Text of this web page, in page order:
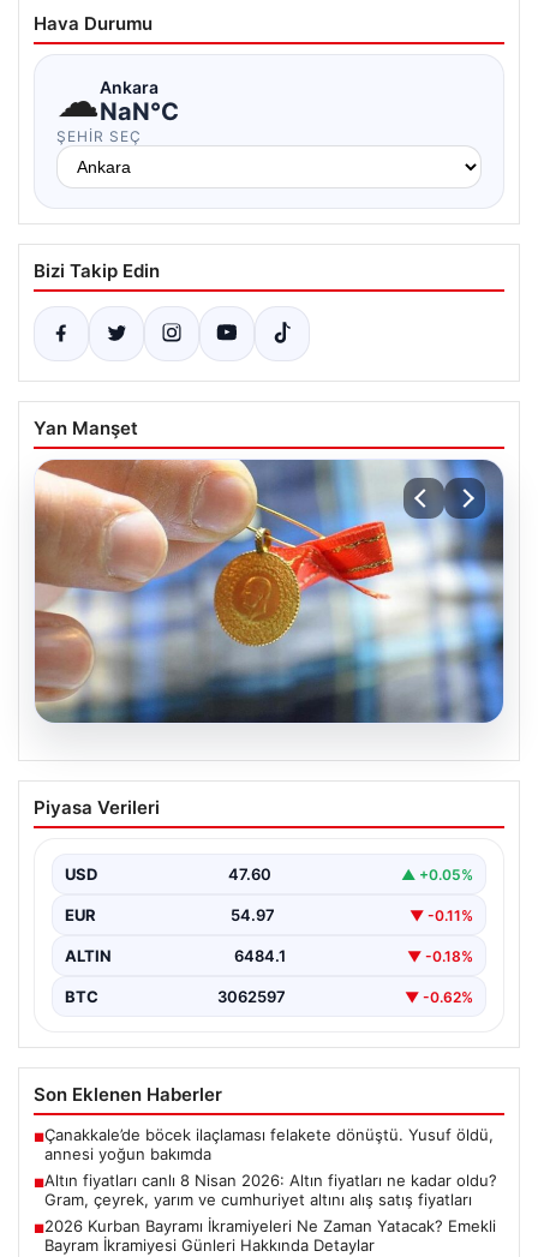
Hava Durumu
☁Ankara
NaN°C
ŞEHIR SEÇ
Bizi Takip Edin
Yan Manşet
05.08.2026
Altın fiyatları canlı 8 Nisan 2026: Altın
fiyatları ne kadar oldu? Gram, çeyrek,
fiyatları
Piyasa Verileri
USD 47.60 ▲ +0.05%
EUR 54.97 ▼ -0.11%
ALTIN 6484.1 ▼ -0.18%
BTC 3062597 ▼ -0.62%
Son Eklenen Haberler
■Çanakkale’de böcek ilaçlaması felakete dönüştü. Yusuf öldü,
annesi yoğun bakımda
■Altın fiyatları canlı 8 Nisan 2026: Altın fiyatları ne kadar oldu?
Gram, çeyrek, yarım ve cumhuriyet altını alış satış fiyatları
■2026 Kurban Bayramı İkramiyeleri Ne Zaman Yatacak? Emekli
Bayram İkramiyesi Günleri Hakkında Detaylar